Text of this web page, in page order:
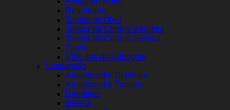
Retentores
Tampa do Óleo
Tensor da Correia Dentada
Tensor da Correia Serviço
Tucho
Válvulas de Cabeçote
Suspensão
Amortecedor Dianteiro
Amortecedor Traseiro
Bandejas
Bieleta